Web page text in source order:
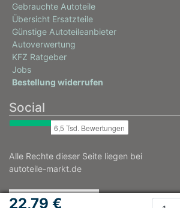
22,79 €
Gebrauchte Autoteile
Übersicht Ersatzteile
Günstige Autoteileanbieter
Autoverwertung
KFZ Ratgeber
Jobs
Bestellung widerrufen
Social
Alle Rechte dieser Seite liegen bei
autoteile-markt.de